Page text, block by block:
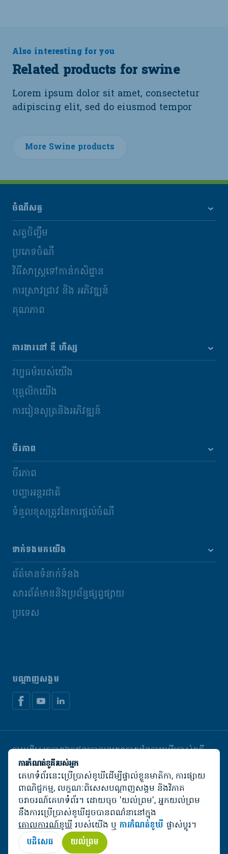
ការកំណត់ខូគីរបស់អ្នក
គេហទំព័រនេះប្រើប្រាស់ខូឃីដើម្បីផ្ទាល់ខ្លួនមាតិកា, ការផ្សាយ
ពាណិជ្ជកម្ម, លក្ខណៈពិសេសបណ្តាញសង្គម និងវិភាគ
ចរាចរណ៍គេហទំព័រ។ ដោយចុច 'យល់ព្រម', អ្នកយល់ព្រម
នឹងការប្រើប្រាស់ខូឃីដូចបានពណ៌នានៅក្នុង
គោលការណ៍ខូឃី របស់យើង ឬ ការកំណត់ខូឃី ផ្លាស់ប្តូរ។
បដិសេធ
យល់ព្រម
Also interesting for you
Related products for swine
Lorem ipsum dolor sit amet, consectetur
adipiscing elit, sed do eiusmod tempor
More Swine products
ចំណីសត្វ
សត្វចិញ្ចឹម
ប្រភេទចំណី
វិធីសាស្រ្តទៅកាន់កសិដ្ឋាន
ការស្រាវជ្រាវ និង​ អភិវឌ្ឍន៍
គុណភាព
ការងារនៅ ឌឹ ហឺស្ស
វប្បធម៌របស់យើង
បុគ្គលិកយើង
ការរៀនសូត្រនិងអភិវឌ្ឍន៍
ចីរភាព
ចីរភាព
បញ្ហាអន្តរជាតិ
ទំនួលខុសត្រូវនៃការផ្តល់ចំណី
ទាក់ទងមកយើង
ព័ត៌មានទំនាក់ទំនង
សារព័ត៌មាននិងប្រព័ន្ធផ្សព្វផ្សាយ
ប្រទេស
បណ្តាញសង្គម
ការបដិសេធភាពឯកជនគោលនយោបាយនៃការប្រើប្រាស់ខូគី
គ្រប់គ្រងខូឃី
© De Heus Animal Nutrition